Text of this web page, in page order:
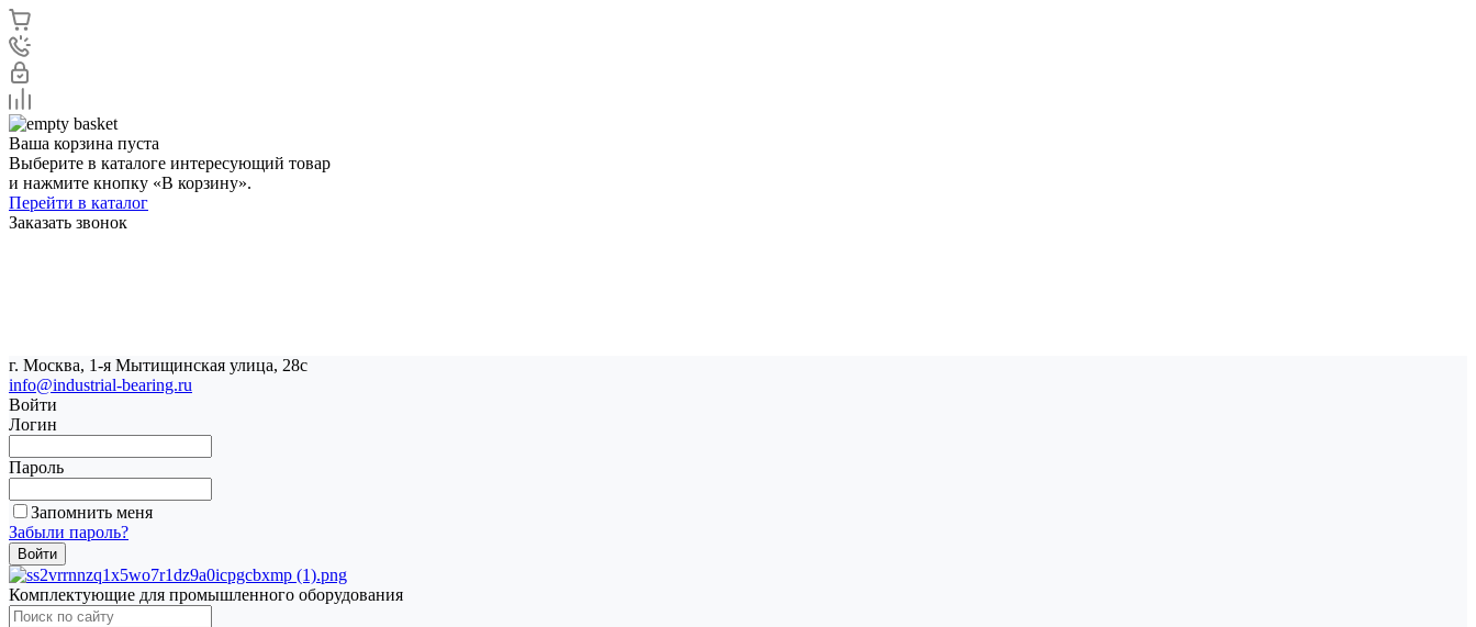
Ваша корзина пуста
Выберите в каталоге интересующий товар
и нажмите кнопку «В корзину».
Перейти в каталог
Заказать звонок
г. Москва, 1-я Мытищинская улица, 28с
info@industrial-bearing.ru
Войти
Логин
Пароль
Запомнить меня
Забыли пароль?
Комплектующие для промышленного оборудования